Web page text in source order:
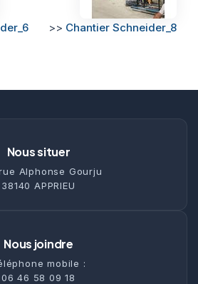
>> Chantier Schneider_8
Nous situer
Alphonse Gourju
38140 APPRIEU
Nous joindre
mobile :
06 46 58 09 18